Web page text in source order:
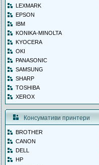
LEXMARK
EPSON
IBM
KONIKA-MINOLTA
KYOCERA
OKI
PANASONIC
SAMSUNG
SHARP
TOSHIBA
XEROX
Консумативи принтери
BROTHER
CANON
DELL
HP